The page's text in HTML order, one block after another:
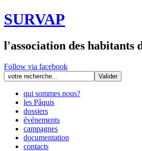
SURVAP
l'association des habitants
Follow via facebook
qui sommes nous?
les Pâquis
dossiers
événements
campagnes
documentation
contacts